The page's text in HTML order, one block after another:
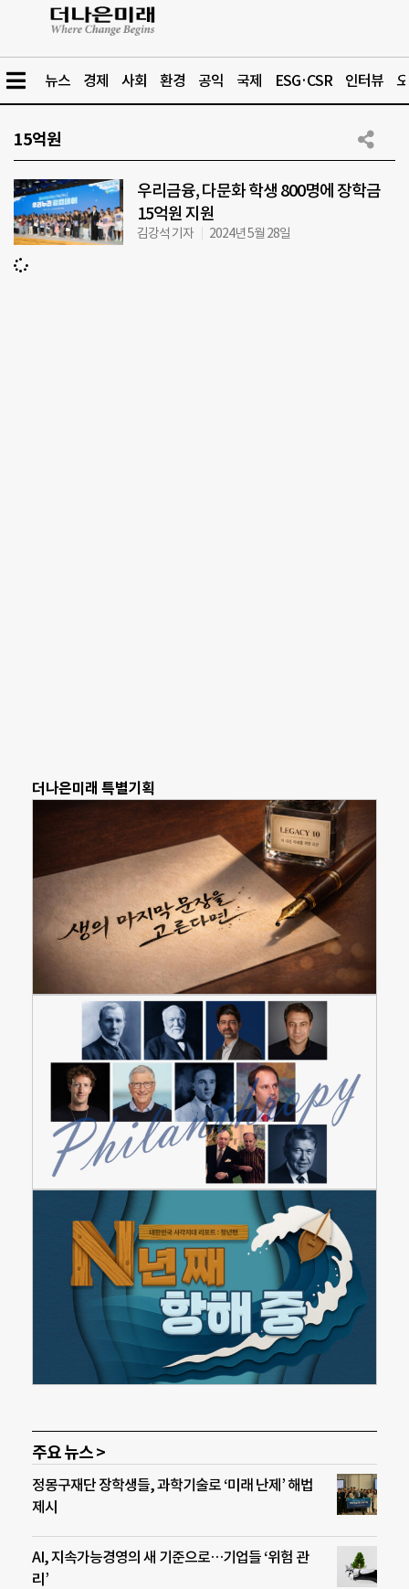
뉴스 경제 사회 환경 공익 국제 ESG·CSR 인터뷰
15억원
우리금융, 다문화 학생 800명에 장학금
15억원 지원
김강석 기자 2024년 5월 28일
더나은미래 특별기획
주요 뉴스 >
정몽구재단 장학생들, 과학기술로 ‘미래 난제’ 해법
제시
AI, 지속가능경영의 새 기준으로…기업들 ‘위험 관
리’